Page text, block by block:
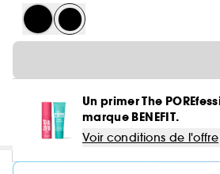
Un primer The
marque BENEFIT.
Voir conditions de l'offre